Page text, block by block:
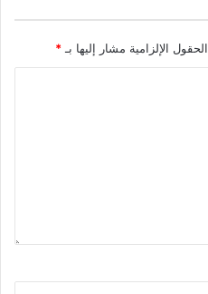
الحقول الإلزامية مشار إليها بـ*